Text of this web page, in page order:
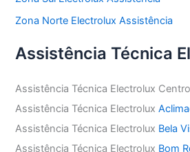
Zona Norte Electrolux Assistência
Assistência Técnica
Assistência Técnica Electrolux Centro
Assistência Técnica Electrolux
Assistência Técnica Electrolux Bela
Assistência Técnica Electrolux Bom